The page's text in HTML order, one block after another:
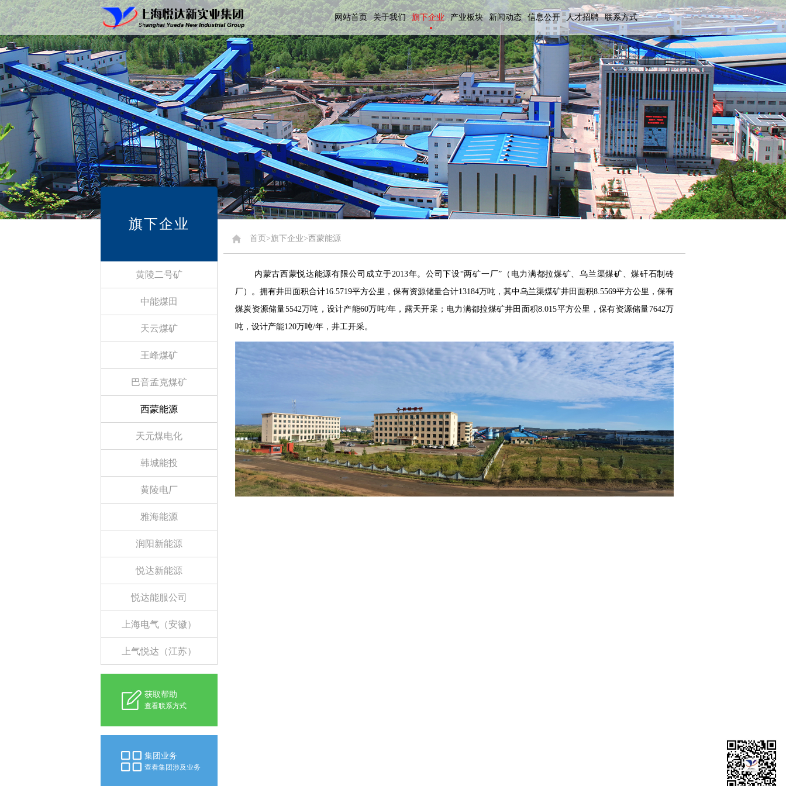
网站首页 关于我们 旗下企业 产业板块 新闻动态 信息公开 人才招聘 联系方式
旗下企业
黄陵二号矿
中能煤田
天云煤矿
王峰煤矿
巴音孟克煤矿
西蒙能源
天元煤电化
韩城能投
黄陵电厂
雅海能源
润阳新能源
悦达新能源
悦达能服公司
上海电气（安徽）
上气悦达（江苏）
获取帮助
查看联系方式
集团业务
查看集团涉及业务
首页 >旗下企业>西蒙能源
内蒙古西蒙悦达能源有限公司成立于2013年。公司下设“两矿一厂” （电力满都拉煤矿、乌兰渠煤矿、煤矸石制砖
厂）。拥有井田面积合计16.5719平方公里，保有资源储量合计13184万吨，其中乌兰渠煤矿井田面积8.5569平方公里，保有
煤炭资源储量5542万吨，设计产能60万吨/年，露天开采；电力满都拉煤矿井田面积8.015平方公里，保有资源储量7642万
吨，设计产能120万吨/年，井工开采。